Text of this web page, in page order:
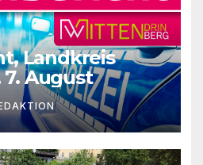
Landkreis
August